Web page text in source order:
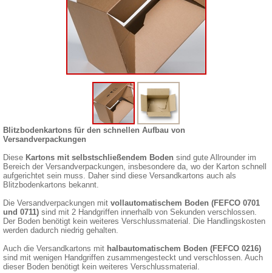
Blitzbodenkartons für den schnellen Aufbau von
Versandverpackungen
Diese Kartons mit selbstschließendem Boden sind gute Allrounder im
Bereich der Versandverpackungen, insbesondere da, wo der Karton schnell
aufgerichtet sein muss. Daher sind diese Versandkartons auch als
Blitzbodenkartons bekannt.
Die Versandverpackungen mit vollautomatischem Boden (FEFCO 0701
und 0711) sind mit 2 Handgriffen innerhalb von Sekunden verschlossen.
Der Boden benötigt kein weiteres Verschlussmaterial. Die Handlingskosten
werden dadurch niedrig gehalten.
Auch die Versandkartons mit halbautomatischem Boden (FEFCO 0216)
sind mit wenigen Handgriffen zusammengesteckt und verschlossen. Auch
dieser Boden benötigt kein weiteres Verschlussmaterial.